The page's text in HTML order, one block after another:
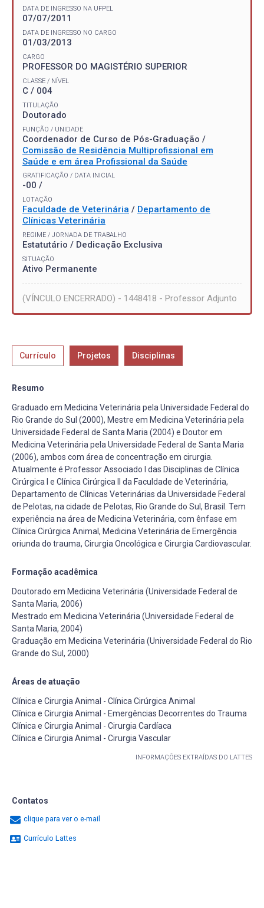
DATA DE INGRESSO NA UFPEL
07/07/2011
DATA DE INGRESSO NO CARGO
01/03/2013
CARGO
PROFESSOR DO MAGISTÉRIO SUPERIOR
CLASSE / NÍVEL
C / 004
TITULAÇÃO
Doutorado
FUNÇÃO / UNIDADE
Coordenador de Curso de Pós-Graduação /
Comissão de Residência Multiprofissional em
Saúde e em área Profissional da Saúde
GRATIFICAÇÃO / DATA INICIAL
-00 /
LOTAÇÃO
Faculdade de Veterinária / Departamento de
Clínicas Veterinária
REGIME / JORNADA DE TRABALHO
Estatutário / Dedicação Exclusiva
SITUAÇÃO
Ativo Permanente
(VÍNCULO ENCERRADO) - 1448418 - Professor Adjunto
Currículo Projetos Disciplinas
Resumo
Graduado em Medicina Veterinária pela Universidade Federal do
Rio Grande do Sul (2000), Mestre em Medicina Veterinária pela
Universidade Federal de Santa Maria (2004) e Doutor em
Medicina Veterinária pela Universidade Federal de Santa Maria
(2006), ambos com área de concentração em cirurgia.
Atualmente é Professor Associado I das Disciplinas de Clínica
Cirúrgica I e Clínica Cirúrgica II da Faculdade de Veterinária,
Departamento de Clínicas Veterinárias da Universidade Federal
de Pelotas, na cidade de Pelotas, Rio Grande do Sul, Brasil. Tem
experiência na área de Medicina Veterinária, com ênfase em
Clínica Cirúrgica Animal, Medicina Veterinária de Emergência
oriunda do trauma, Cirurgia Oncológica e Cirurgia Cardiovascular.
Formação acadêmica
Doutorado em Medicina Veterinária (Universidade Federal de
Santa Maria, 2006)
Mestrado em Medicina Veterinária (Universidade Federal de
Santa Maria, 2004)
Graduação em Medicina Veterinária (Universidade Federal do Rio
Grande do Sul, 2000)
Áreas de atuação
Clínica e Cirurgia Animal - Clínica Cirúrgica Animal
Clínica e Cirurgia Animal - Emergências Decorrentes do Trauma
Clínica e Cirurgia Animal - Cirurgia Cardíaca
Clínica e Cirurgia Animal - Cirurgia Vascular
INFORMAÇÕES EXTRAÍDAS DO LATTES
Contatos
clique para ver o e-mail
Currículo Lattes